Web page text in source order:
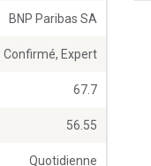
BNP Paribas SA
Confirmé, Expert
67.7
56.55
Quotidienne